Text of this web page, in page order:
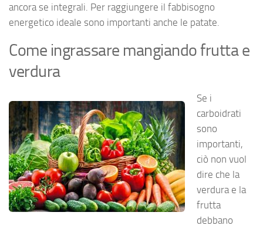
ancora se integrali. Per raggiungere il fabbisogno
energetico ideale sono importanti anche le patate.
Come ingrassare mangiando frutta e
verdura
Se i
carboidrati
sono
importanti,
ciò non vuol
dire che la
verdura e la
frutta
debbano